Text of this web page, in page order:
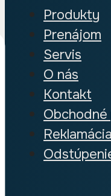
Produkty
Prenájom
Servis
O nás
Kontakt
Reklamácia